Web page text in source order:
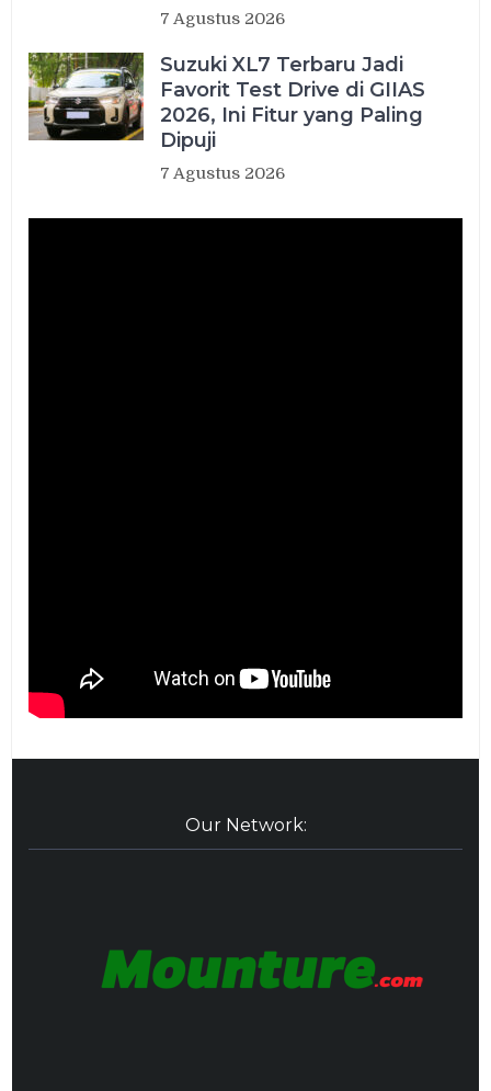
7 Agustus 2026
Suzuki XL7 Terbaru Jadi
Favorit Test Drive di GIIAS
2026, Ini Fitur yang Paling
Dipuji
7 Agustus 2026
Our Network: